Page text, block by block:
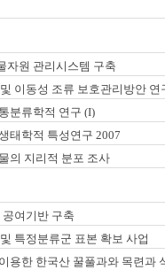
자원 관리시스템 구축
이동성 조류 보호관리방안 연
분류학적 연구 (I)
태학적 특성연구 2007
의 지리적 분포 조사
여기반 구축
특정분류군 표본 확보 사업
용한 한국산 꿀풀과와 목련과